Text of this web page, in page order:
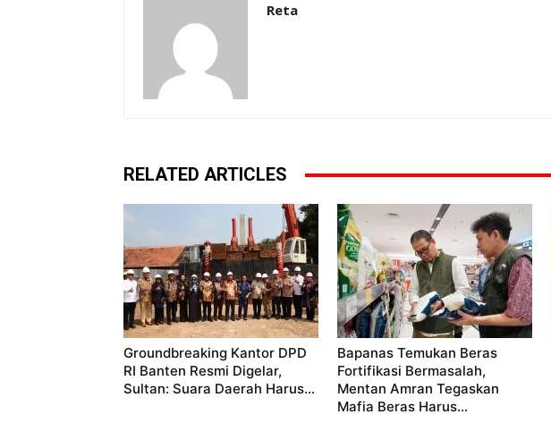
Reta
RELATED ARTICLES
Groundbreaking Kantor DPD
RI Banten Resmi Digelar,
Sultan: Suara Daerah Harus...
Bapanas Temukan Beras
Fortifikasi Bermasalah,
Mentan Amran Tegaskan
Mafia Beras Harus...